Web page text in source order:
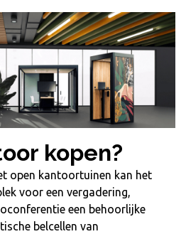
kopen?
open kantoortuinen kan het
voor een vergadering,
een behoorlijke
belcellen van